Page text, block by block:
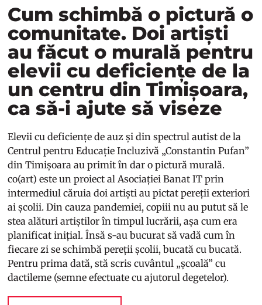
Cum schimbă o pictură o
comunitate. Doi artiști
au făcut o murală pentru
elevii cu deficiențe de la
un centru din Timișoara,
ca să-i ajute să viseze
Elevii cu deficiențe de auz și din spectrul autist de la
Centrul pentru Educație Incluzivă „Constantin Pufan”
din Timișoara au primit în dar o pictură murală.
co(art) este un proiect al Asociației Banat IT prin
intermediul căruia doi artiști au pictat pereții exteriori
ai școlii. Din cauza pandemiei, copiii nu au putut să le
stea alături artiștilor în timpul lucrării, așa cum era
planificat inițial. Însă s-au bucurat să vadă cum în
fiecare zi se schimbă pereții școlii, bucată cu bucată.
Pentru prima dată, stă scris cuvântul „școală” cu
dactileme (semne efectuate cu ajutorul degetelor).